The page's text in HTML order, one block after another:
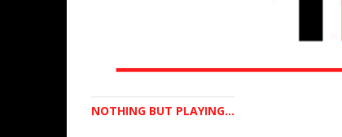
NOTHING BUT PLAYING...